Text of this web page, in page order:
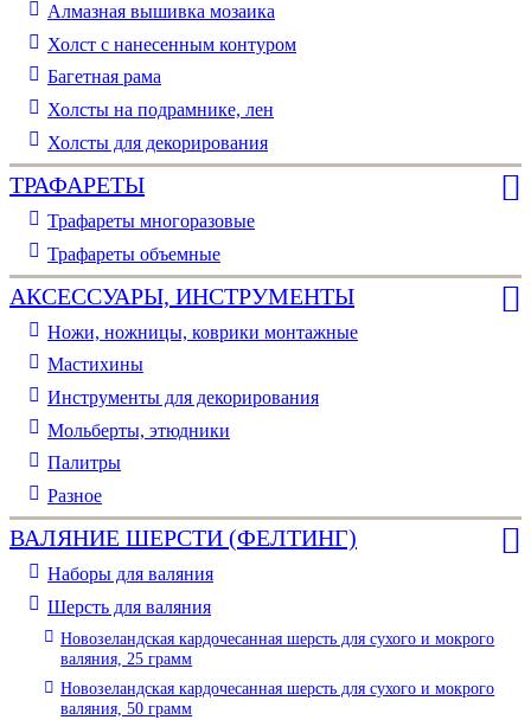
Алмазная вышивка мозаика
Холст с нанесенным контуром
Багетная рама
Холсты на подрамнике, лен
Холсты для декорирования
ТРАФАРЕТЫ
Трафареты многоразовые
Трафареты объемные
АКСЕССУАРЫ, ИНСТРУМЕНТЫ
Ножи, ножницы, коврики монтажные
Мастихины
Инструменты для декорирования
Мольберты, этюдники
Палитры
Разное
ВАЛЯНИЕ ШЕРСТИ (ФЕЛТИНГ)
Наборы для валяния
Шерсть для валяния
Новозеландская кардочесанная шерсть для сухого и мокрого
валяния, 25 грамм
Новозеландская кардочесанная шерсть для сухого и мокрого
валяния, 50 грамм